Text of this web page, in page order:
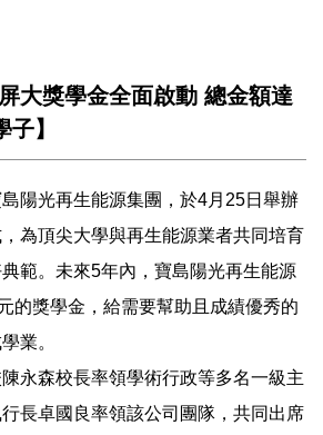
大獎學金全面啟動 總金額達
】
陽光再生能源集團，於4月25日舉辦
為頂尖大學與再生能源業者共同培育
範。未來5年內，寶島陽光再生能源
的獎學金，給需要幫助且成績優秀的
業。
永森校長率領學術行政等多名一級主
長卓國良率領該公司團隊，共同出席